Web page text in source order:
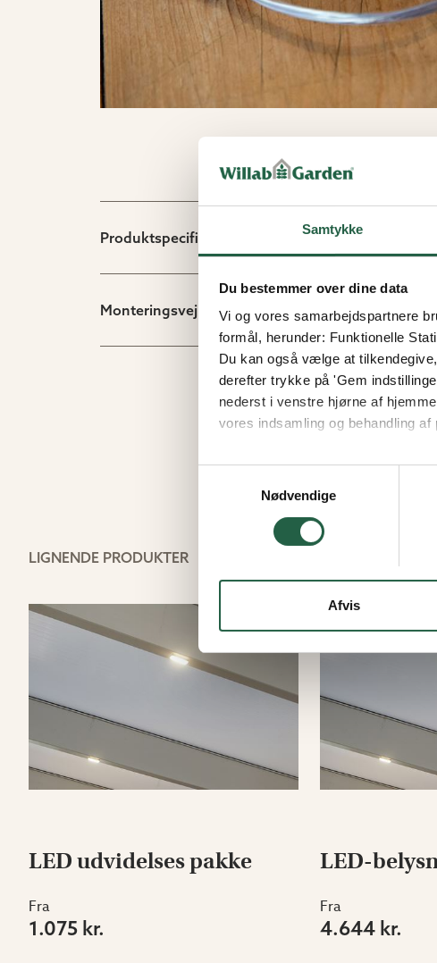
Samtykke
Du bestemmer over dine data
Vi og vores samarbejdspartnere
formål, herunder: Funktionelle
Du kan også vælge at
derefter trykke på 'Gem
nederst i venstre hjørne af
vores indsamling og behandling
Få flere oplysninger om,
Nødvendige
Afvis
Produktspecifikation
Monteringsvejledninger/dokument
LIGNENDE PRODUKTER
LED udvidelses pakke
Fra
1.075 kr.
LED-
Fra
4.644 kr.